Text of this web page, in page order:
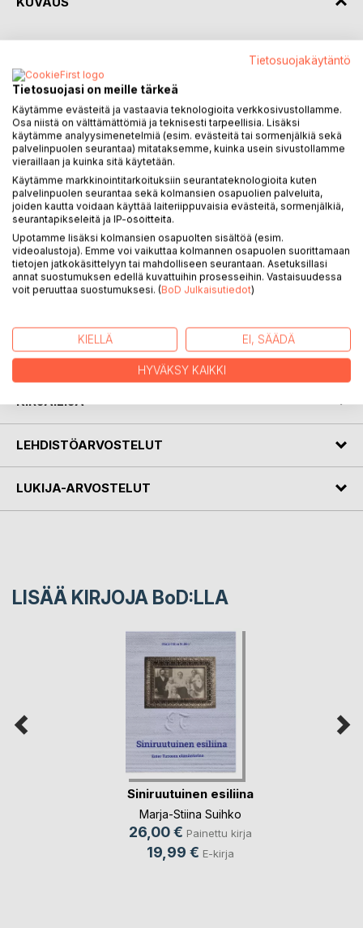
mummeleita. Kipakka Terttu ei voi sietää kakaroita eikä
sotkua ja meteliä. Kauko-vaari sen sijaan on lempeä
aviomies ja ymmärtävä isoisä.
Kun Suomen ikäihmisille julistetaan rauhoitusaika, kirjan
mummi huokaisee helpotuksesta. Hän nauttii rauhasta ja
arjesta, jota lapset eivät myllerrä.
Vähitellen elämä alkaa kuitenkin maistua puulta, kun päivät
virtaavat samanlaisina eli yhtä tylsinä. On kuin jotain
puuttuisi.
Öisin rupeaa tapahtumaan omituisia asioita ja muori epäilee
jo omaa päätään. Kun kummalliset ilmestykset menevät
myös vaarin ymmärryksen yli, on pakko etsiä ratkaisua. Se
löytyy keittiöstä. Kaurakeksitaika saa kaiken muuttumaan.
Kyse on rakkaudesta ja sukupolviyhteyksistä.
.
KIRJAILIJA
LEHDISTÖARVOSTELUT
LUKIJA-ARVOSTELUT
LISÄÄ KIRJOJA BoD:LLA
Siniruutuinen esiliina
Marja-Stiina Suihko
26,00 € Painettu kirja
19,99 € E-kirja
Tietosuojakäytäntö
Tietosuojasi on meille tärkeä
Käytämme evästeitä ja vastaavia teknologioita verkkosivustollamme.
Osa niistä on välttämättömiä ja teknisesti tarpeellisia. Lisäksi
käytämme analyysimenetelmiä (esim. evästeitä tai sormenjälkiä sekä
palvelinpuolen seurantaa) mitataksemme, kuinka usein sivustollamme
vieraillaan ja kuinka sitä käytetään.
Käytämme markkinointitarkoituksiin seurantateknologioita kuten
palvelinpuolen seurantaa sekä kolmansien osapuolien palveluita,
joiden kautta voidaan käyttää laiteriippuvaisia evästeitä, sormenjälkiä,
seurantapikseleitä ja IP-osoitteita.
Upotamme lisäksi kolmansien osapuolten sisältöä (esim.
videoalustoja). Emme voi vaikuttaa kolmannen osapuolen suorittamaan
tietojen jatkokäsittelyyn tai mahdolliseen seurantaan. Asetuksillasi
annat suostumuksen edellä kuvattuihin prosesseihin. Vastaisuudessa
voit peruuttaa suostumuksesi. (BoD Julkaisutiedot)
KIELLÄ EI, SÄÄDÄ
HYVÄKSY KAIKKI